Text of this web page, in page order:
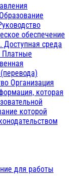
Образование
обеспечение
Доступная среда
Платные
Организация
которая
которой
для работы